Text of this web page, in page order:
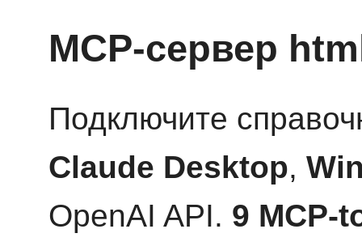
MCP-сервер
Подключите
Claude Desktop,
OpenAI API. 9 MCP-